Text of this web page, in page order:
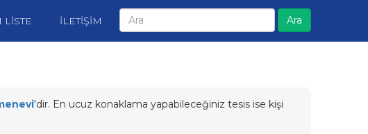
LİSTE İLETİŞİM Ara
'dir. En ucuz konaklama yapabileceğiniz tesis ise kişi